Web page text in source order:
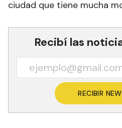
ciudad que tiene mucha
Recibí las
RECIBIR